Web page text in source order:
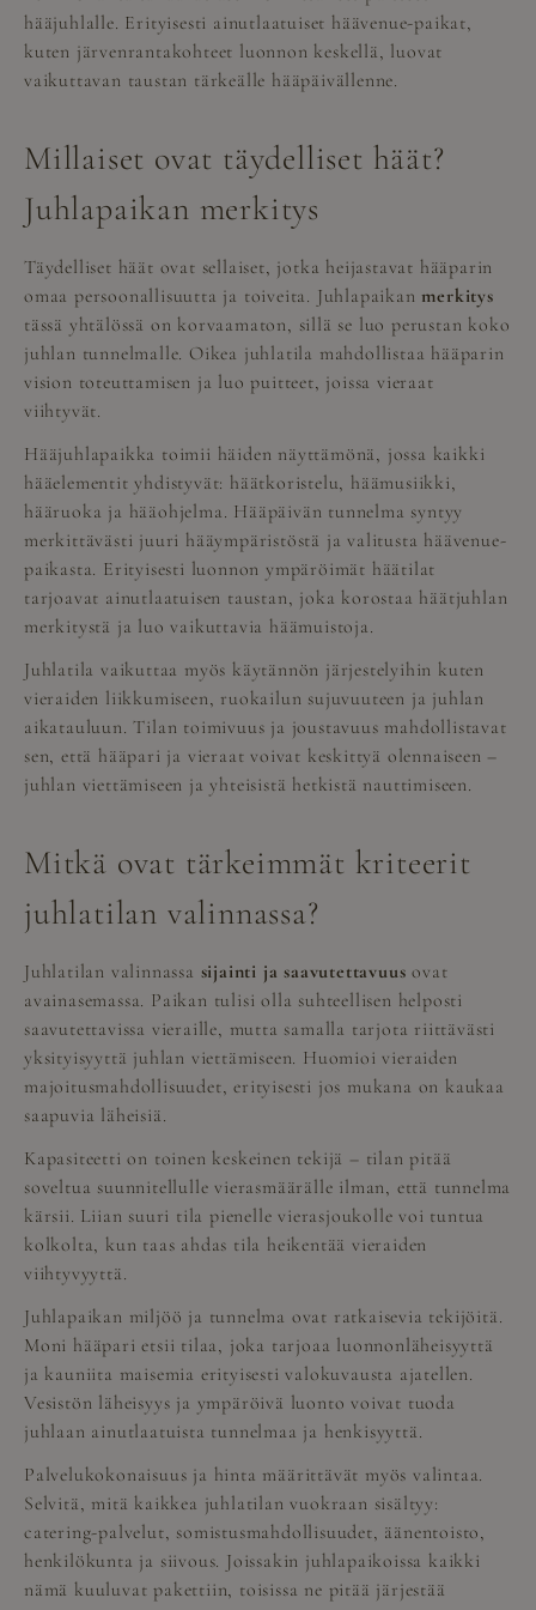
hääjuhlalle. Erityisesti ainutlaatuiset häävenue-paikat,
kuten järvenrantakohteet luonnon keskellä, luovat
vaikuttavan taustan tärkeälle hääpäivällenne.
Millaiset ovat täydelliset häät?
Juhlapaikan merkitys
Täydelliset häät ovat sellaiset, jotka heijastavat hääparin
omaa persoonallisuutta ja toiveita. Juhlapaikanmerkitys
tässä yhtälössä on korvaamaton, sillä se luo perustan koko
juhlan tunnelmalle. Oikea juhlatila mahdollistaa hääparin
vision toteuttamisen ja luo puitteet, joissa vieraat
viihtyvät.
Hääjuhlapaikka toimii häiden näyttämönä, jossa kaikki
hääelementit yhdistyvät: häätkoristelu, häämusiikki,
hääruoka ja hääohjelma. Hääpäivän tunnelma syntyy
merkittävästi juuri hääympäristöstä ja valitusta häävenue-
paikasta. Erityisesti luonnon ympäröimät häätilat
tarjoavat ainutlaatuisen taustan, joka korostaa häätjuhlan
merkitystä ja luo vaikuttavia häämuistoja.
Juhlatila vaikuttaa myös käytännön järjestelyihin kuten
vieraiden liikkumiseen, ruokailun sujuvuuteen ja juhlan
aikatauluun. Tilan toimivuus ja joustavuus mahdollistavat
sen, että hääpari ja vieraat voivat keskittyä olennaiseen –
juhlan viettämiseen ja yhteisistä hetkistä nauttimiseen.
Mitkä ovat tärkeimmät kriteerit
juhlatilan valinnassa?
Juhlatilan valinnassa sijainti ja saavutettavuus ovat
avainasemassa. Paikan tulisi olla suhteellisen helposti
saavutettavissa vieraille, mutta samalla tarjota riittävästi
yksityisyyttä juhlan viettämiseen. Huomioi vieraiden
majoitusmahdollisuudet, erityisesti jos mukana on kaukaa
saapuvia läheisiä.
Kapasiteetti on toinen keskeinen tekijä – tilan pitää
soveltua suunnitellulle vierasmäärälle ilman, että tunnelma
kärsii. Liian suuri tila pienelle vierasjoukolle voi tuntua
kolkolta, kun taas ahdas tila heikentää vieraiden
viihtyvyyttä.
Juhlapaikan miljöö ja tunnelma ovat ratkaisevia tekijöitä.
Moni hääpari etsii tilaa, joka tarjoaa luonnonläheisyyttä
ja kauniita maisemia erityisesti valokuvausta ajatellen.
Vesistön läheisyys ja ympäröivä luonto voivat tuoda
juhlaan ainutlaatuista tunnelmaa ja henkisyyttä.
Palvelukokonaisuus ja hinta määrittävät myös valintaa.
Selvitä, mitä kaikkea juhlatilan vuokraan sisältyy:
catering-palvelut, somistusmahdollisuudet, äänentoisto,
henkilökunta ja siivous. Joissakin juhlapaikoissa kaikki
nämä kuuluvat pakettiin, toisissa ne pitää järjestää